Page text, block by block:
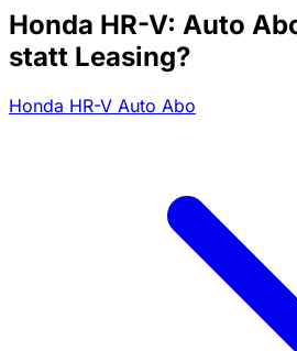
Honda HR-V: Auto
statt Leasing?
Honda HR-V Auto Abo